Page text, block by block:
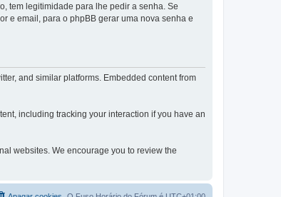
tem legitimidade para lhe pedir a senha. Se
e email, para o phpBB gerar uma nova senha e
and similar platforms. Embedded content from
including tracking your interaction if you have an
websites. We encourage you to review the